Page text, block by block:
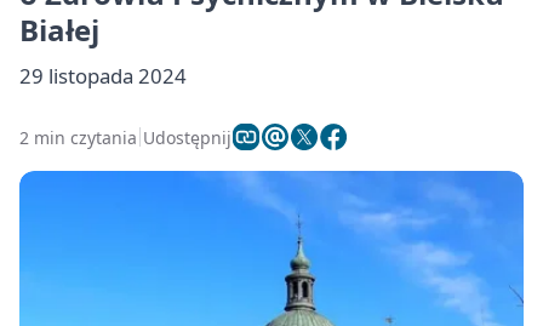
Białej
29 listopada 2024
2 min czytania Udostępnij